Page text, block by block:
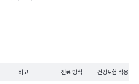
비고 진료 방식 건강보험 적용